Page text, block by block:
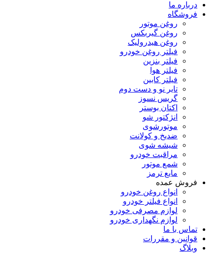
درباره ما
فروشگاه
روغن موتور
روغن گیربکس
روغن هیدرولیک
فیلتر روغن خودرو
فیلتر بنزین
فیلتر هوا
فیلتر کابین
تایر نو و دست دوم
گریس نسوز
اکتان بوستر
انژکتور شو
موتورشوی
ضدیخ و کولانت
شیشه شوی
مراقبت خودرو
شمع موتور
مایع ترمز
فروش عمده
انواع روغن خودرو
انواع فیلتر خودرو
لوازم مصرفی خودرو
لوازم نگهداری خودرو
تماس با ما
قوانین و مقررات
وبلاگ